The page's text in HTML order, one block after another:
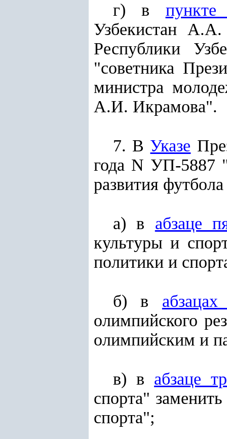
г) в
Узбекистан А.А.
Республики
"советника
министра
А.И. Икрамова".
7. В Указе
года N УП-5887
развития
а) в абзаце
культуры и
политики и
б) в
олимпийского
олимпийским и
в) в абзаце
спорта"
спорта";